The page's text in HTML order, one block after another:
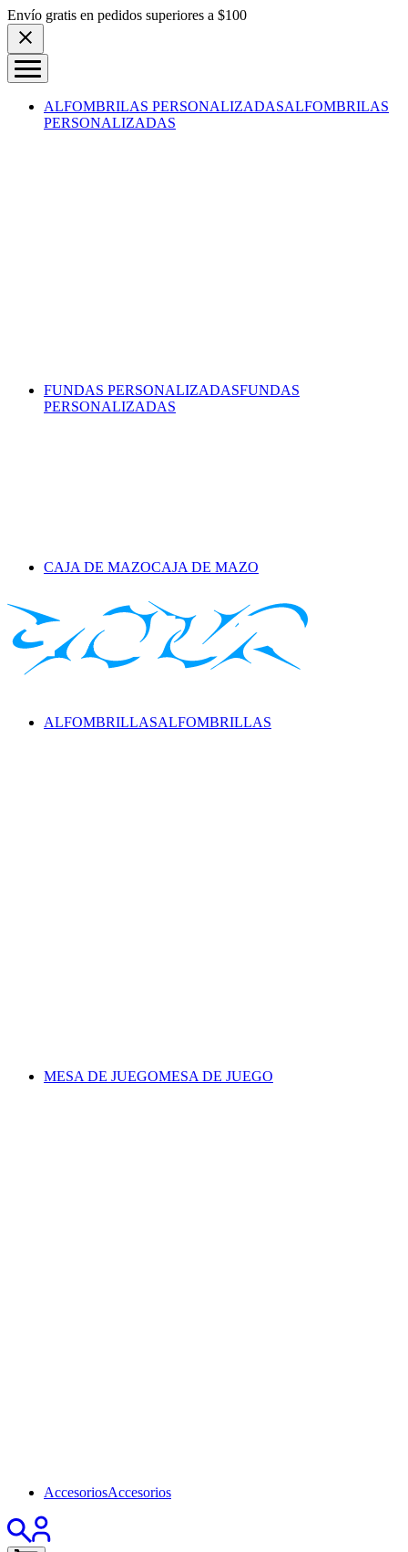
Skip to content
Envío gratis en pedidos superiores a $100
ALFOMBRILAS PERSONALIZADASALFOMBRILAS
PERSONALIZADAS
FUNDAS PERSONALIZADASFUNDAS
PERSONALIZADAS
CAJA DE MAZOCAJA DE MAZO
ALFOMBRILLASALFOMBRILLAS
MESA DE JUEGOMESA DE JUEGO
AccesoriosAccesorios